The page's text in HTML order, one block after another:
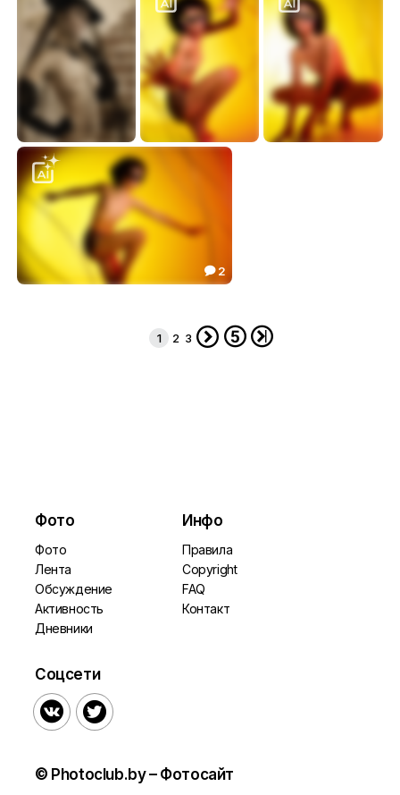
Vintage
16.41
 2
1 2 3   
Фото
Фото
Лента
Обсуждение
Активность
Дневники
Инфо
Правила
Copyright
FAQ
Контакт
Соцсети
 
© Photoclub.by – Фотосайт